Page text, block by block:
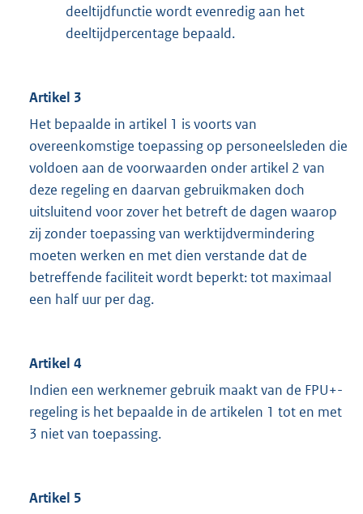
deeltijdfunctie wordt evenredig aan het
deeltijdpercentage bepaald.
Artikel 3
Het bepaalde in artikel 1 is voorts van
overeenkomstige toepassing op personeelsleden die
voldoen aan de voorwaarden onder artikel 2 van
deze regeling en daarvan gebruikmaken doch
uitsluitend voor zover het betreft de dagen waarop
zij zonder toepassing van werktijdvermindering
moeten werken en met dien verstande dat de
betreffende faciliteit wordt beperkt: tot maximaal
een half uur per dag.
Artikel 4
Indien een werknemer gebruik maakt van de FPU+-
regeling is het bepaalde in de artikelen 1 tot en met
3 niet van toepassing.
Artikel 5